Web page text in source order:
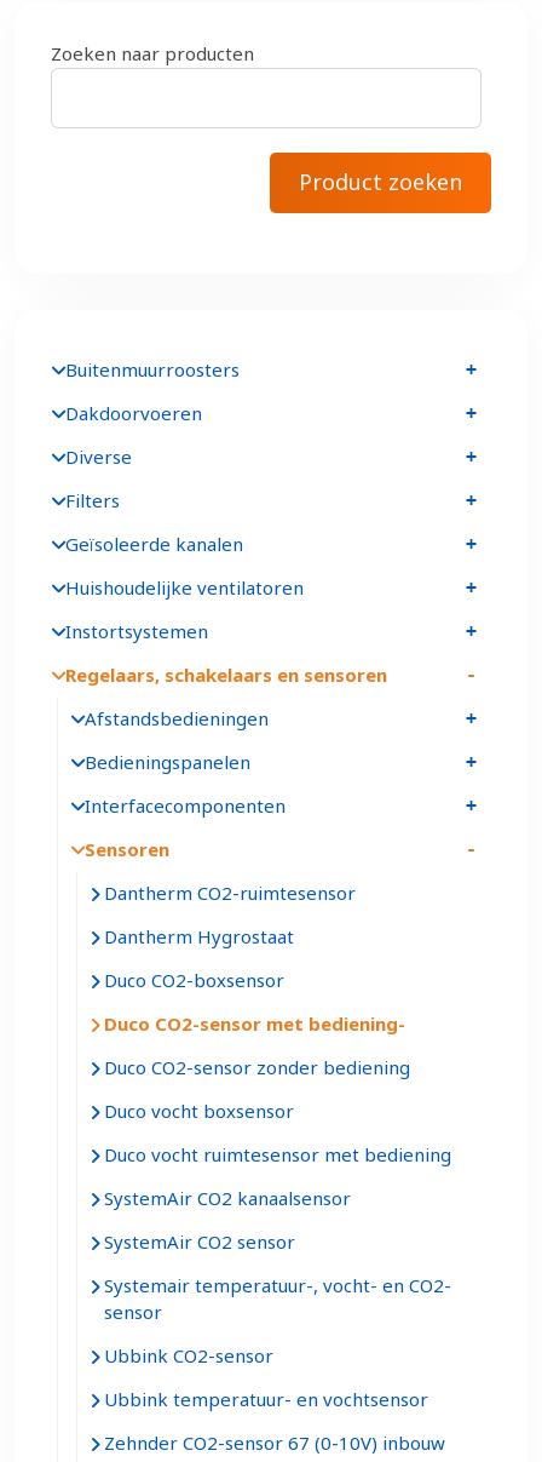
Zoeken naar producten
Buitenmuurroosters
Dakdoorvoeren
Diverse
Filters
Geïsoleerde kanalen
Huishoudelijke ventilatoren
Instortsystemen
Regelaars, schakelaars en sensoren
Afstandsbedieningen
Bedieningspanelen
Interfacecomponenten
Sensoren
Dantherm CO2-ruimtesensor
Dantherm Hygrostaat
Duco CO2-boxsensor
Duco CO2-sensor met bediening
Duco CO2-sensor zonder bediening
Duco vocht boxsensor
Duco vocht ruimtesensor met bediening
SystemAir CO2 kanaalsensor
SystemAir CO2 sensor
Systemair temperatuur-, vocht- en CO2-
sensor
Ubbink CO2-sensor
Ubbink temperatuur- en vochtsensor
Zehnder CO2-sensor 67 (0-10V) inbouw